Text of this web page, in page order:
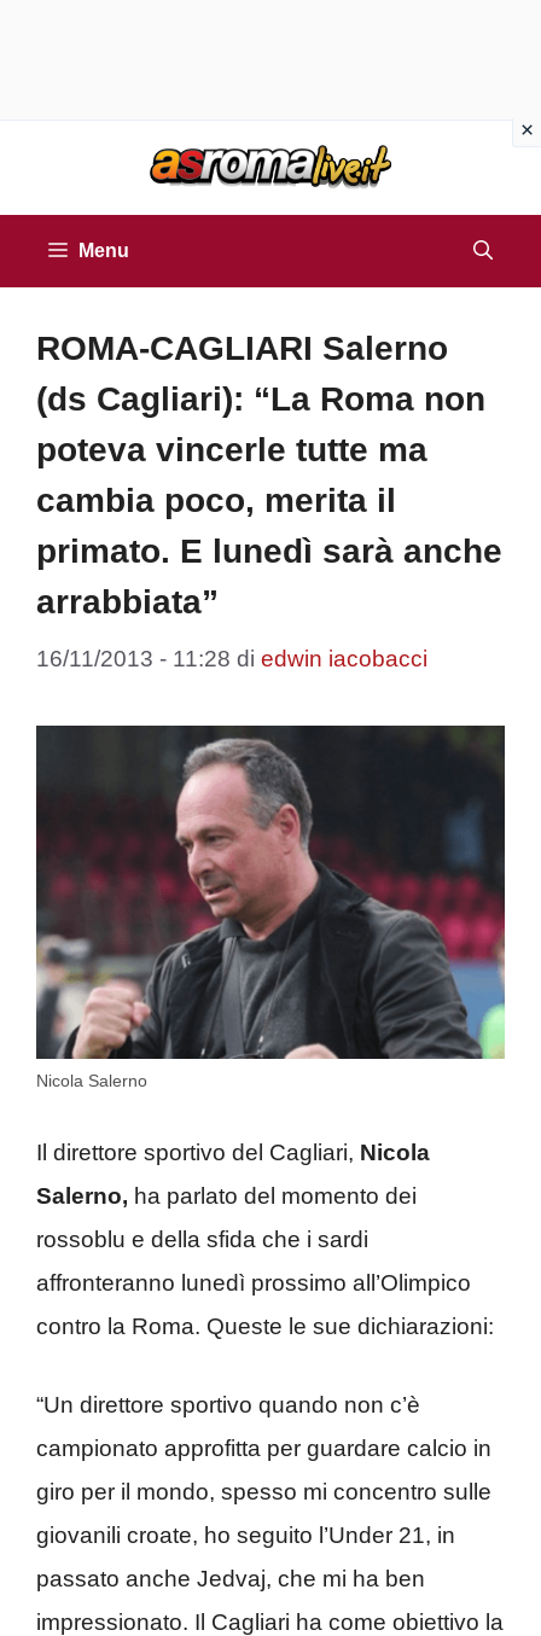
Menu
ROMA-CAGLIARI Salerno
(ds Cagliari): “La Roma non
poteva vincerle tutte ma
cambia poco, merita il
primato. E lunedì sarà anche
arrabbiata”
16/11/2013 - 11:28 di edwin iacobacci
Nicola Salerno
Il direttore sportivo del Cagliari, Nicola
Salerno, ha parlato del momento dei
rossoblu e della sfida che i sardi
affronteranno lunedì prossimo all’Olimpico
contro la Roma. Queste le sue dichiarazioni:
“Un direttore sportivo quando non c’è
campionato approfitta per guardare calcio in
giro per il mondo, spesso mi concentro sulle
giovanili croate, ho seguito l’Under 21, in
passato anche Jedvaj, che mi ha ben
impressionato. Il Cagliari ha come obiettivo la